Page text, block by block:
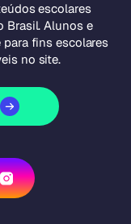
escolares
Brasil. Alunos e
fins escolares
no site.